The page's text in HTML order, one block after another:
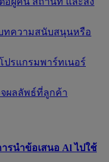
ทความสนับสนุนหรือ
ปรแกรมพาร์ทเนอร์
จผลลัพธ์ที่ลูกค้า
รนำข้อเสนอ Al ไปใช้